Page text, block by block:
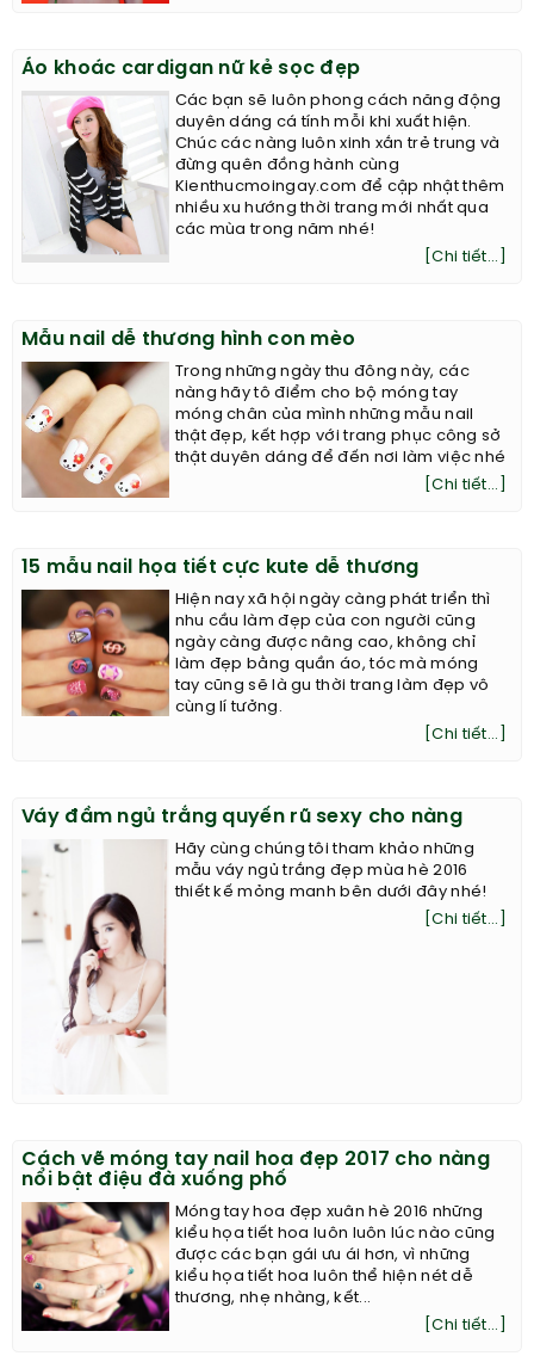
Áo khoác cardigan nữ kẻ sọc đẹp
Các bạn sẽ luôn phong cách năng động
duyên dáng cá tính mỗi khi xuất hiện.
Chúc các nàng luôn xinh xắn trẻ trung và
đừng quên đồng hành cùng
Kienthucmoingay.com để cập nhật thêm
nhiều xu hướng thời trang mới nhất qua
các mùa trong năm nhé!
[Chi tiết...]
Mẫu nail dễ thương hình con mèo
Trong những ngày thu đông này, các
nàng hãy tô điểm cho bộ móng tay
móng chân của mình những mẫu nail
thật đẹp, kết hợp với trang phục công sở
thật duyên dáng để đến nơi làm việc nhé
[Chi tiết...]
15 mẫu nail họa tiết cực kute dễ thương
Hiện nay xã hội ngày càng phát triển thì
nhu cầu làm đẹp của con người cũng
ngày càng được nâng cao, không chỉ
làm đẹp bằng quần áo, tóc mà móng
tay cũng sẽ là gu thời trang làm đẹp vô
cùng lí tưởng.
[Chi tiết...]
Váy đầm ngủ trắng quyến rũ sexy cho nàng
Hãy cùng chúng tôi tham khảo những
mẫu váy ngủ trắng đẹp mùa hè 2016
thiết kế mỏng manh bên dưới đây nhé!
[Chi tiết...]
Cách vẽ móng tay nail hoa đẹp 2017 cho nàng
nổi bật điệu đà xuống phố
Móng tay hoa đẹp xuân hè 2016 những
kiểu họa tiết hoa luôn luôn lúc nào cũng
được các bạn gái ưu ái hơn, vì những
kiểu họa tiết hoa luôn thể hiện nét dễ
thương, nhẹ nhàng, kết...
[Chi tiết...]